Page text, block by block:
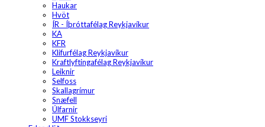
Haukar
Hvöt
ÍR - Íþróttafélag Reykjavíkur
KA
KFR
Klifurfélag Reykjavíkur
Kraftlyftingafélag Reykjavíkur
Leiknir
Selfoss
Skallagrímur
Snæfell
Úlfarnir
UMF Stokkseyri